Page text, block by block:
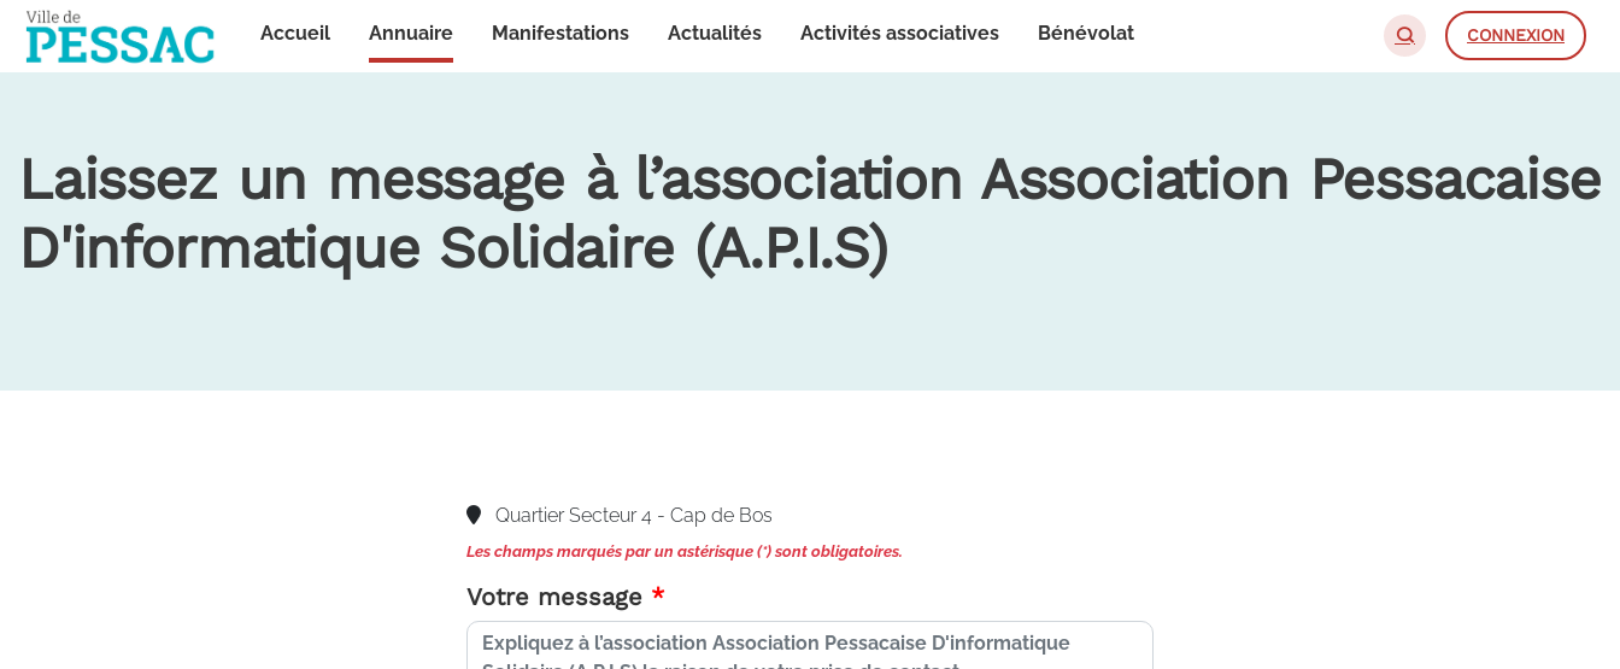
CONNEXION
Accueil Annuaire Manifestations Actualités Activités associatives Bénévolat
Laissez un message à l’association Association Pessacaise
D'informatique Solidaire (A.P.I.S)
Quartier Secteur 4 - Cap de Bos
Les champs marqués par un astérisque (*) sont obligatoires.
Votre message
Panneau de gestion des cookies